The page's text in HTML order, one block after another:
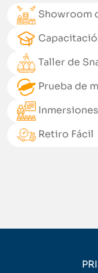
Showroom
Taller de
Prueba de
Inmersiones
Retiro Fácil